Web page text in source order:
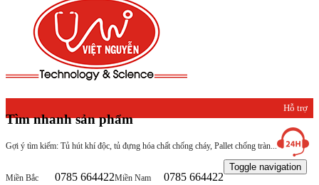
Tìm nhanh sản phẩm
Gợi ý tìm kiếm: Tủ hút khí độc, tủ đựng hóa chất chống cháy, Pallet chống tràn...
Hỗ trợ
khách
hàng
Miền Bắc 0785 664422Miền Nam 0785 664422
Toggle navigation